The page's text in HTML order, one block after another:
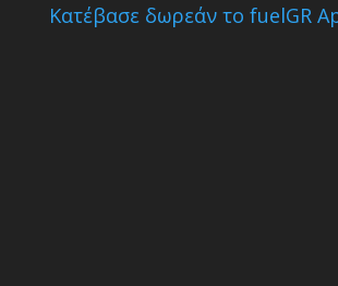
Κατέβασε δωρεάν το fuelGR